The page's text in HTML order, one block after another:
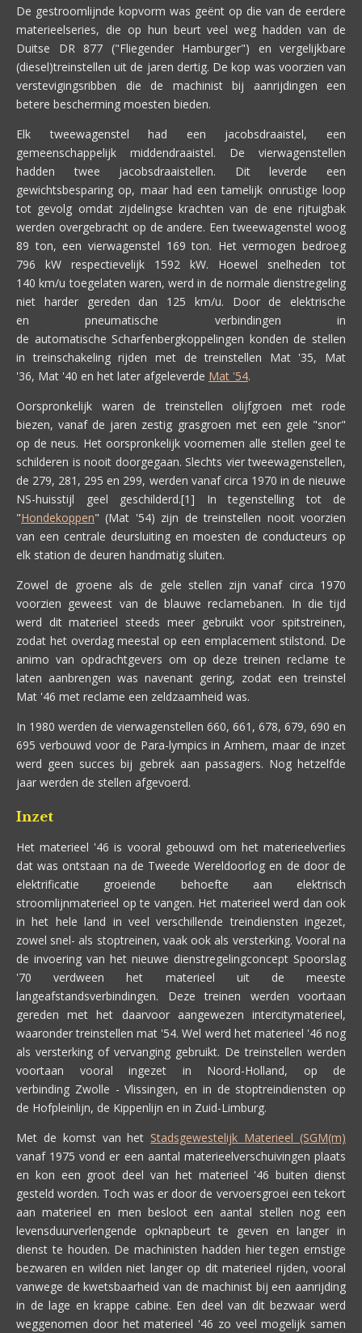
De gestroomlijnde kopvorm was geënt op die van de eerdere
materieelseries, die op hun beurt veel weg hadden van de
Duitse DR 877 ("Fliegender Hamburger") en vergelijkbare
(diesel)treinstellen uit de jaren dertig. De kop was voorzien van
verstevigingsribben die de machinist bij aanrijdingen een
betere bescherming moesten bieden.
Elk tweewagenstel had een jacobsdraaistel, een
gemeenschappelijk middendraaistel. De vierwagenstellen
hadden twee jacobsdraaistellen. Dit leverde een
gewichtsbesparing op, maar had een tamelijk onrustige loop
tot gevolg omdat zijdelingse krachten van de ene rijtuigbak
werden overgebracht op de andere. Een tweewagenstel woog
89 ton, een vierwagenstel 169 ton. Het vermogen bedroeg
796 kW respectievelijk 1592 kW. Hoewel snelheden tot
140 km/u toegelaten waren, werd in de normale dienstregeling
niet harder gereden dan 125 km/u. Door de elektrische
en pneumatische verbindingen in
de automatische Scharfenbergkoppelingen konden de stellen
in treinschakeling rijden met de treinstellen Mat '35, Mat
'36, Mat '40 en het later afgeleverde Mat '54.
Oorspronkelijk waren de treinstellen olijfgroen met rode
biezen, vanaf de jaren zestig grasgroen met een gele "snor"
op de neus. Het oorspronkelijk voornemen alle stellen geel te
schilderen is nooit doorgegaan. Slechts vier tweewagenstellen,
de 279, 281, 295 en 299, werden vanaf circa 1970 in de nieuwe
NS-huisstijl geel geschilderd.[1] In tegenstelling tot de
"Hondekoppen" (Mat '54) zijn de treinstellen nooit voorzien
van een centrale deursluiting en moesten de conducteurs op
elk station de deuren handmatig sluiten.
Zowel de groene als de gele stellen zijn vanaf circa 1970
voorzien geweest van de blauwe reclamebanen. In die tijd
werd dit materieel steeds meer gebruikt voor spitstreinen,
zodat het overdag meestal op een emplacement stilstond. De
animo van opdrachtgevers om op deze treinen reclame te
laten aanbrengen was navenant gering, zodat een treinstel
Mat '46 met reclame een zeldzaamheid was.
In 1980 werden de vierwagenstellen 660, 661, 678, 679, 690 en
695 verbouwd voor de Para-lympics in Arnhem, maar de inzet
werd geen succes bij gebrek aan passagiers. Nog hetzelfde
jaar werden de stellen afgevoerd.
Inzet
Het materieel '46 is vooral gebouwd om het materieelverlies
dat was ontstaan na de Tweede Wereldoorlog en de door de
elektrificatie groeiende behoefte aan elektrisch
stroomlijnmaterieel op te vangen. Het materieel werd dan ook
in het hele land in veel verschillende treindiensten ingezet,
zowel snel- als stoptreinen, vaak ook als versterking. Vooral na
de invoering van het nieuwe dienstregelingconcept Spoorslag
'70 verdween het materieel uit de meeste
langeafstandsverbindingen. Deze treinen werden voortaan
gereden met het daarvoor aangewezen intercitymaterieel,
waaronder treinstellen mat '54. Wel werd het materieel '46 nog
als versterking of vervanging gebruikt. De treinstellen werden
voortaan vooral ingezet in Noord-Holland, op de
verbinding Zwolle - Vlissingen, en in de stoptreindiensten op
de Hofpleinlijn, de Kippenlijn en in Zuid-Limburg.
Met de komst van het Stadsgewestelijk Materieel (SGM(m)
vanaf 1975 vond er een aantal materieelverschuivingen plaats
en kon een groot deel van het materieel '46 buiten dienst
gesteld worden. Toch was er door de vervoersgroei een tekort
aan materieel en men besloot een aantal stellen nog een
levensduurverlengende opknapbeurt te geven en langer in
dienst te houden. De machinisten hadden hier tegen ernstige
bezwaren en wilden niet langer op dit materieel rijden, vooral
vanwege de kwetsbaarheid van de machinist bij een aanrijding
in de lage en krappe cabine. Een deel van dit bezwaar werd
weggenomen door het materieel '46 zo veel mogelijk samen